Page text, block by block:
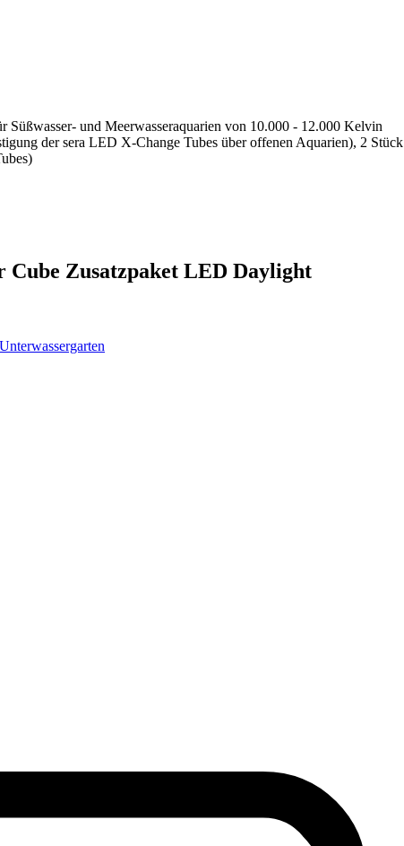
und Meerwasseraquarien von 10.000 - 12.000 Kelvin
der sera LED X-Change Tubes über offenen Aquarien), 2 Stück
Cube Zusatzpaket LED Daylight